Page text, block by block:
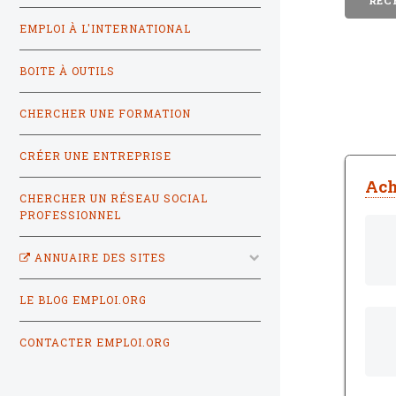
EMPLOI À L'INTERNATIONAL
BOITE À OUTILS
CHERCHER UNE FORMATION
CRÉER UNE ENTREPRISE
CHERCHER UN RÉSEAU SOCIAL
PROFESSIONNEL
ANNUAIRE DES SITES
LE BLOG EMPLOI.ORG
CONTACTER EMPLOI.ORG